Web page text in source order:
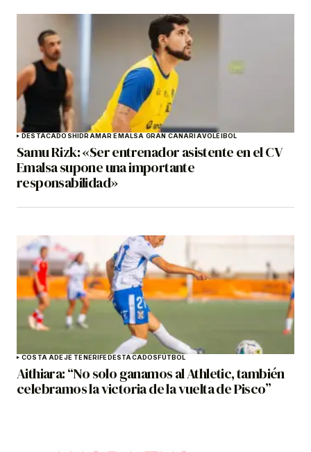
DESTACADOSHIDRAMAR EMALSA GRAN CANARIAVOLEIBOL
Samu Rizk: «Ser entrenador asistente en el CV
Emalsa supone una importante
responsabilidad»
COSTA ADEJE TENERIFEDESTACADOSFÚTBOL
Aithiara: “No solo ganamos al Athletic, también
celebramos la victoria de la vuelta de Pisco”